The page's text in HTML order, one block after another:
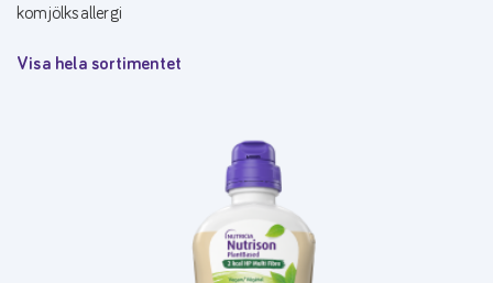
komjölksallergi
Visa hela sortimentet